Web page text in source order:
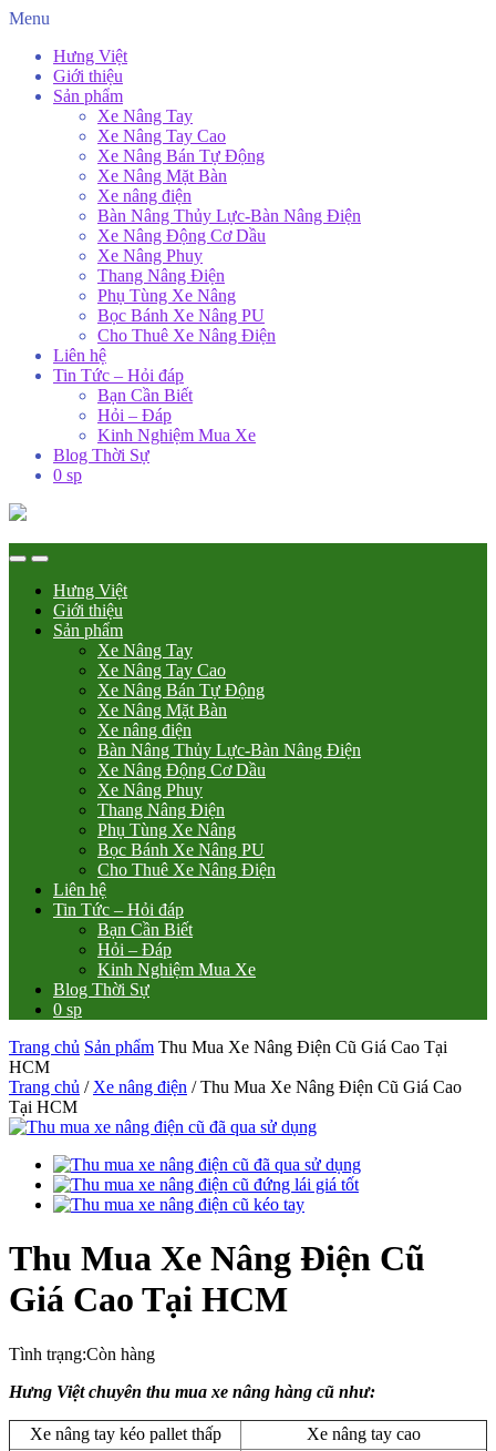
Menu
Hưng Việt
Giới thiệu
Sản phẩm
Xe Nâng Tay
Xe Nâng Tay Cao
Xe Nâng Bán Tự Động
Xe Nâng Mặt Bàn
Xe nâng điện
Bàn Nâng Thủy Lực-Bàn Nâng Điện
Xe Nâng Động Cơ Dầu
Xe Nâng Phuy
Thang Nâng Điện
Phụ Tùng Xe Nâng
Bọc Bánh Xe Nâng PU
Cho Thuê Xe Nâng Điện
Liên hệ
Tin Tức – Hỏi đáp
Bạn Cần Biết
Hỏi – Đáp
Kinh Nghiệm Mua Xe
Blog Thời Sự
0 sp
Hưng Việt
Giới thiệu
Sản phẩm
Xe Nâng Tay
Xe Nâng Tay Cao
Xe Nâng Bán Tự Động
Xe Nâng Mặt Bàn
Xe nâng điện
Bàn Nâng Thủy Lực-Bàn Nâng Điện
Xe Nâng Động Cơ Dầu
Xe Nâng Phuy
Thang Nâng Điện
Phụ Tùng Xe Nâng
Bọc Bánh Xe Nâng PU
Cho Thuê Xe Nâng Điện
Liên hệ
Tin Tức – Hỏi đáp
Bạn Cần Biết
Hỏi – Đáp
Kinh Nghiệm Mua Xe
Blog Thời Sự
0 sp
Trang chủ Sản phẩm Thu Mua Xe Nâng Điện Cũ Giá Cao Tại
HCM
Trang chủ / Xe nâng điện / Thu Mua Xe Nâng Điện Cũ Giá Cao
Tại HCM
Thu Mua Xe Nâng Điện Cũ
Giá Cao Tại HCM
Tình trạng:Còn hàng
Hưng Việt chuyên thu mua xe nâng hàng cũ như:
Xe nâng tay kéo pallet thấp
Xe nâng tay cao